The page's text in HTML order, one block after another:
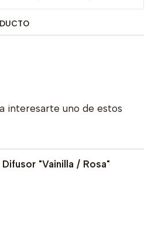
interesarte uno de estos
"Vainilla / Rosa"